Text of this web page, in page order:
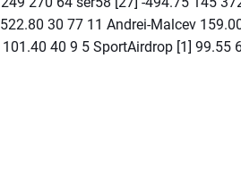
30 77 11 Andrei-Malcev
40 9 5 SportAirdrop [1] 99.55